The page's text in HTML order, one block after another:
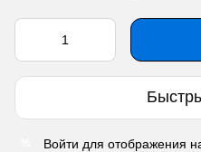
Войти для отображения